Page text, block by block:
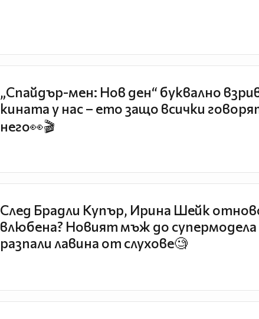
„Спайдър-мен: Нов ден“ буквално
кината у нас – ето защо всички
него👀🎬
След Брадли Купър, Ирина Шейк
влюбена? Новият мъж до супермодела
разпали лавина от слухове🧐